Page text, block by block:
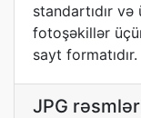
standartıdır
fotoşəkillər
sayt formatıdır.
JPG